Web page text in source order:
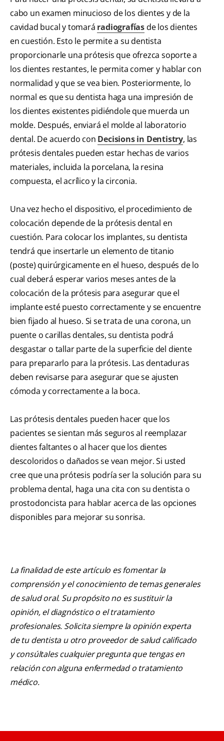
cabo un examen minucioso de los dientes y de la
cavidad bucal y tomará radiografíasde los dientes
en cuestión. Esto le permite a su dentista
proporcionarle una prótesis que ofrezca soporte a
los dientes restantes, le permita comer y hablar con
normalidad y que se vea bien. Posteriormente, lo
normal es que su dentista haga una impresión de
los dientes existentes pidiéndole que muerda un
molde. Después, enviará el molde al laboratorio
dental. De acuerdo con Decisions in Dentistry, las
prótesis dentales pueden estar hechas de varios
materiales, incluida la porcelana, la resina
compuesta, el acrílico y la circonia.
Una vez hecho el dispositivo, el procedimiento de
colocación depende de la prótesis dental en
cuestión. Para colocar los implantes, su dentista
tendrá que insertarle un elemento de titanio
(poste) quirúrgicamente en el hueso, después de lo
cual deberá esperar varios meses antes de la
colocación de la prótesis para asegurar que el
implante esté puesto correctamente y se encuentre
bien fijado al hueso. Si se trata de una corona, un
puente o carillas dentales, su dentista podrá
desgastar o tallar parte de la superficie del diente
para prepararlo para la prótesis. Las dentaduras
deben revisarse para asegurar que se ajusten
cómoda y correctamente a la boca.
Las prótesis dentales pueden hacer que los
pacientes se sientan más seguros al reemplazar
dientes faltantes o al hacer que los dientes
descoloridos o dañados se vean mejor. Si usted
cree que una prótesis podría ser la solución para su
problema dental, haga una cita con su dentista o
prostodoncista para hablar acerca de las opciones
disponibles para mejorar su sonrisa.
La finalidad de este artículo es fomentar la
comprensión y el conocimiento de temas generales
de salud oral. Su propósito no es sustituir la
opinión, el diagnóstico o el tratamiento
profesionales. Solicita siempre la opinión experta
de tu dentista u otro proveedor de salud calificado
y consúltales cualquier pregunta que tengas en
relación con alguna enfermedad o tratamiento
médico.